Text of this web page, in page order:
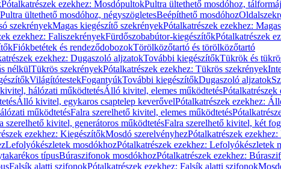
Pótalkatrészek ezekhez: MosdópultokPultra ültethető mosdóhoz,
ültethető mosdóhoz, négyszögletesBeépíthető mosdóhoz
szekrényekMagas kiegészítő szekrényekPótalkatrészek ezekhez:
ezekhez: FaliszekrényekFürdőszobabútor-kiegészítőkPótalkatrészek
Fiókbetétek és rendeződobozokTörölközőtartó és törölközőtartó
ezekhez: Dugaszoló aljzatokTovábbi kiegészítőkTükrök és
nélkülTükrös szekrényekPótalkatrészek ezekhez: Tükrös szekrények
VilágítótestekFogantyúkTovábbi kiegészítőkDugaszoló aljzatok
hálózati működtetésÁlló kivitel, elemes működtetés
Álló kivitel, egykaros csaptelep keverővelPótalkatrészek ezekhez:
működtetésFalra szerelhető kivitel, elemes működtetés
szerelhető kivitel, generátoros működtetésFalra szerelhető kivitel, két
ezekhez: KiegészítőkMosdó szerelvényhezPótalkatrészek
Lefolyókészletek mosdókhozPótalkatrészek ezekhez: Lefolyókészletek
típusBúraszifonok mosdókhozPótalkatrészek ezekhez:
Falsík alatti szifonokPótalkatrészek ezekhez: Falsík alatti szifonok